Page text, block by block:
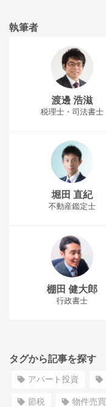
執筆者
渡邊 浩滋
税理士・司法書士
堀田 直紀
不動産鑑定士
棚田 健大郎
行政書士
タグから記事を探す
アパート投資
節税 物件売買